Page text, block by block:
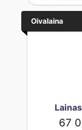
Oivalaina
67